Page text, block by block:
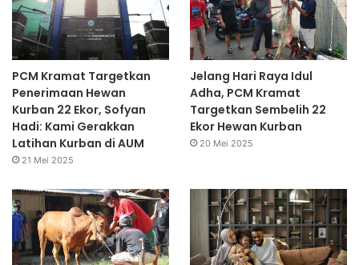
PCM Kramat Targetkan
Penerimaan Hewan
Kurban 22 Ekor, Sofyan
Hadi: Kami Gerakkan
Latihan Kurban di AUM
21 Mei 2025
Jelang Hari Raya Idul
Adha, PCM Kramat
Targetkan Sembelih 22
Ekor Hewan Kurban
20 Mei 2025